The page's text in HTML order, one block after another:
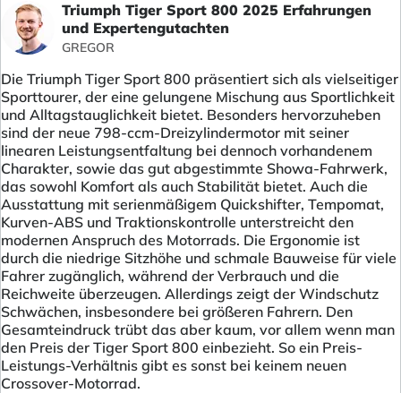
Triumph Tiger Sport 800 2025 Erfahrungen
und Expertengutachten
GREGOR
Die Triumph Tiger Sport 800 präsentiert sich als vielseitiger
Sporttourer, der eine gelungene Mischung aus Sportlichkeit
und Alltagstauglichkeit bietet. Besonders hervorzuheben
sind der neue 798-ccm-Dreizylindermotor mit seiner
linearen Leistungsentfaltung bei dennoch vorhandenem
Charakter, sowie das gut abgestimmte Showa-Fahrwerk,
das sowohl Komfort als auch Stabilität bietet. Auch die
Ausstattung mit serienmäßigem Quickshifter, Tempomat,
Kurven-ABS und Traktionskontrolle unterstreicht den
modernen Anspruch des Motorrads. Die Ergonomie ist
durch die niedrige Sitzhöhe und schmale Bauweise für viele
Fahrer zugänglich, während der Verbrauch und die
Reichweite überzeugen. Allerdings zeigt der Windschutz
Schwächen, insbesondere bei größeren Fahrern. Den
Gesamteindruck trübt das aber kaum, vor allem wenn man
den Preis der Tiger Sport 800 einbezieht. So ein Preis-
Leistungs-Verhältnis gibt es sonst bei keinem neuen
Crossover-Motorrad.